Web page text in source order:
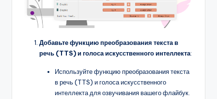
Добавьте функцию преобразования текста в
речь (TTS) и голоса искусственного интеллекта:
Используйте функцию преобразования текста
в речь (TTS) и голоса искусственного
интеллекта для озвучивания вашего флайбук.